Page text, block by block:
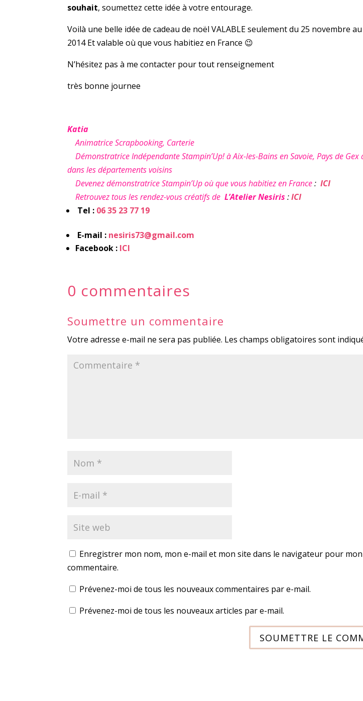
souhait, soumettez cette idée à votre entourage.
Voilà une belle idée de cadeau de noël VALABLE seulement du 25 novembre
2014 Et valable où que vous habitiez en France 😉
N’hésitez pas à me contacter pour tout renseignement
très bonne journee
Katia
Animatrice Scrapbooking, Carterie
Démonstratrice Indépendante Stampin’Up! à Aix-les-Bains en Savoie, Pays de Gex
dans les départements voisins
Devenez démonstratrice Stampin’Up où que vous habitiez en France:ICI
Retrouvez tous les rendez-vous créatifs deL’Atelier Nesiris :ICI
Tel : 06 35 23 77 19
E-mail : nesiris73@gmail.com
Facebook : ICI
0 commentaires
Soumettre un commentaire
Votre adresse e-mail ne sera pas publiée. Les champs obligatoires sont
Enregistrer mon nom, mon e-mail et mon site dans le navigateur pour
commentaire.
Prévenez-moi de tous les nouveaux commentaires par e-mail.
Prévenez-moi de tous les nouveaux articles par e-mail.
SOUMETTRE LE